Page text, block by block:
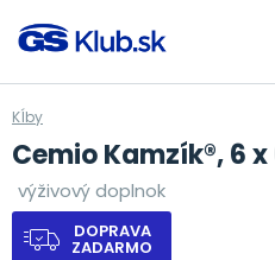
Kĺby
Cemio Kamzík®, 6
výživový doplnok
DOPRAVA
ZADARMO